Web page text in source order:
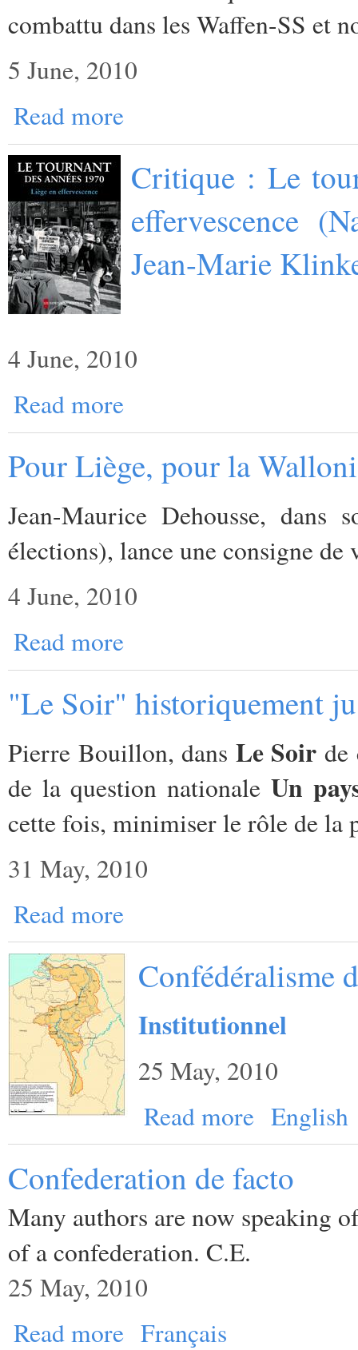
combattu dans les Waffen-SS et
5 June, 2010
Read more
Critique : Le
effervescence
Jean-Marie
4 June, 2010
Read more
Pour Liège, pour la
Jean-Maurice Dehousse,
élections), lance une consigne de
4 June, 2010
Read more
"Le Soir" historiquement
Pierre Bouillon, dans Le Soir de
de la question nationale Un
cette fois, minimiser le rôle de la
31 May, 2010
Read more
Confédéralisme
Institutionnel
25 May, 2010
Read more English
Confederation de facto
Many authors are now speaking
of a confederation. C.E.
25 May, 2010
Read more Français